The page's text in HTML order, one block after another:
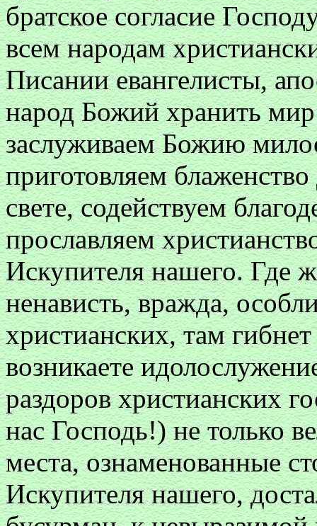
братское согласие
всем народам
Писании евангелисты,
народ Божий хранить
заслуживаем Божию
приготовляем
свете, содействуем
прославляем
Искупителя нашего. Где
ненависть, вражда,
христианских, там
возникаете
раздоров христианских
нас Господь!) не только
места, ознаменованные
Искупителя нашего,